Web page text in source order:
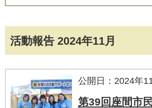
活動報告 2024年11月
公開日：2024年
第39回座間市